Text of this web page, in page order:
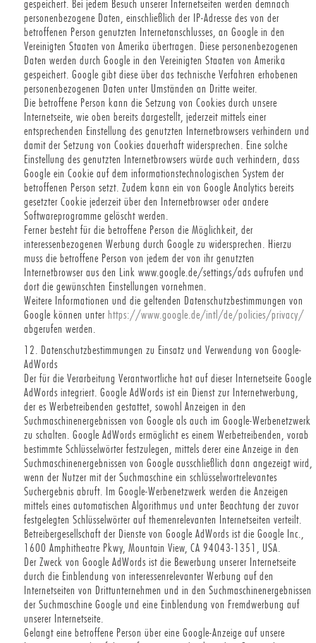
gespeichert. Bei jedem Besuch unserer Internetseiten werden demnach
personenbezogene Daten, einschließlich der IP-Adresse des von der
betroffenen Person genutzten Internetanschlusses, an Google in den
Vereinigten Staaten von Amerika übertragen. Diese personenbezogenen
Daten werden durch Google in den Vereinigten Staaten von Amerika
gespeichert. Google gibt diese über das technische Verfahren erhobenen
personenbezogenen Daten unter Umständen an Dritte weiter.
Die betroffene Person kann die Setzung von Cookies durch unsere
Internetseite, wie oben bereits dargestellt, jederzeit mittels einer
entsprechenden Einstellung des genutzten Internetbrowsers verhindern und
damit der Setzung von Cookies dauerhaft widersprechen. Eine solche
Einstellung des genutzten Internetbrowsers würde auch verhindern, dass
Google ein Cookie auf dem informationstechnologischen System der
betroffenen Person setzt. Zudem kann ein von Google Analytics bereits
gesetzter Cookie jederzeit über den Internetbrowser oder andere
Softwareprogramme gelöscht werden.
Ferner besteht für die betroffene Person die Möglichkeit, der
interessenbezogenen Werbung durch Google zu widersprechen. Hierzu
muss die betroffene Person von jedem der von ihr genutzten
Internetbrowser aus den Link www.google.de/settings/ads aufrufen und
dort die gewünschten Einstellungen vornehmen.
Weitere Informationen und die geltenden Datenschutzbestimmungen von
Google können unter https://www.google.de/intl/de/policies/privacy/
abgerufen werden.
12. Datenschutzbestimmungen zu Einsatz und Verwendung von Google-
AdWords
Der für die Verarbeitung Verantwortliche hat auf dieser Internetseite Google
AdWords integriert. Google AdWords ist ein Dienst zur Internetwerbung,
der es Werbetreibenden gestattet, sowohl Anzeigen in den
Suchmaschinenergebnissen von Google als auch im Google-Werbenetzwerk
zu schalten. Google AdWords ermöglicht es einem Werbetreibenden, vorab
bestimmte Schlüsselwörter festzulegen, mittels derer eine Anzeige in den
Suchmaschinenergebnissen von Google ausschließlich dann angezeigt wird,
wenn der Nutzer mit der Suchmaschine ein schlüsselwortrelevantes
Suchergebnis abruft. Im Google-Werbenetzwerk werden die Anzeigen
mittels eines automatischen Algorithmus und unter Beachtung der zuvor
festgelegten Schlüsselwörter auf themenrelevanten Internetseiten verteilt.
Betreibergesellschaft der Dienste von Google AdWords ist die Google Inc.,
1600 Amphitheatre Pkwy, Mountain View, CA 94043-1351, USA.
Der Zweck von Google AdWords ist die Bewerbung unserer Internetseite
durch die Einblendung von interessenrelevanter Werbung auf den
Internetseiten von Drittunternehmen und in den Suchmaschinenergebnissen
der Suchmaschine Google und eine Einblendung von Fremdwerbung auf
unserer Internetseite.
Gelangt eine betroffene Person über eine Google-Anzeige auf unsere